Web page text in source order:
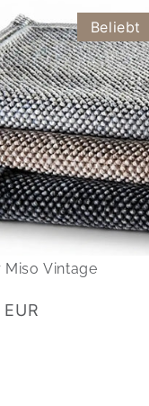
Vintage
Beliebt